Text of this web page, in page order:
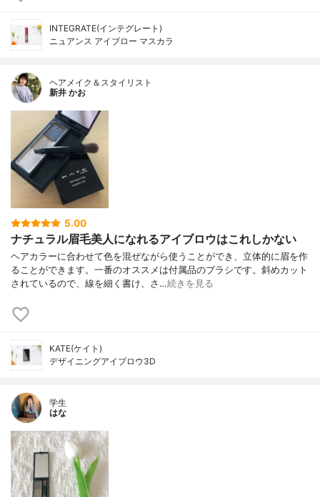
INTEGRATE(インテグレート)
ニュアンス アイブロー マスカラ
ヘアメイク＆スタイリスト
新井 かお
5.00
ナチュラル眉毛美人になれるアイブロウはこれしかない
ヘアカラーに合わせて色を混ぜながら使うことができ、立体的に眉を作
ることができます。一番のオススメは付属品のブラシです。斜めカット
されているので、線を細く書け、さ…続きを見る
KATE(ケイト)
デザイニングアイブロウ3D
学生
はな